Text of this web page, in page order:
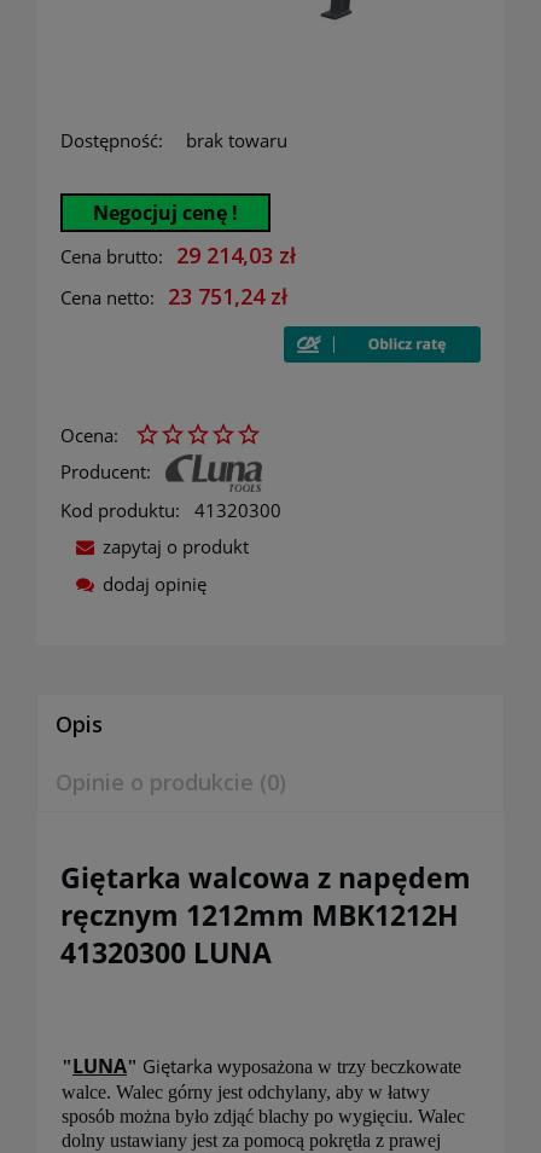
Dostępność: brak towaru
Negocjuj cenę !
Cena brutto: 29 214,03 zł
Cena netto: 23 751,24 zł
Ocena:
Producent:
Kod produktu:
41320300
zapytaj o produkt
dodaj opinię
Opis
Opinie o produkcie (0)
Giętarka walcowa z napędem
ręcznym 1212mm MBK1212H
41320300 LUNA
"LUNA" Giętarka wyposażona w trzy beczkowate
walce. Walec górny jest odchylany, aby w łatwy
sposób można było zdjąć blachy po wygięciu. Walec
dolny ustawiany jest za pomocą pokrętła z prawej